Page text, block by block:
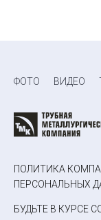
ФОТО ВИДЕО
ПОЛИТИКА
ПЕРСОНАЛЬНЫХ
БУДЬТЕ В КУРСЕ